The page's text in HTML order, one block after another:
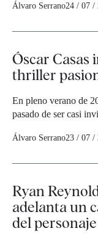
Álvaro Serrano24 / 07 /
Óscar Casas
thriller
En pleno verano de
pasado de ser casi
Álvaro Serrano23 / 07 /
Ryan
adelanta un
del personaje